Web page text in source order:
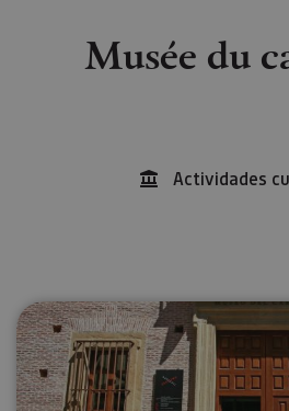
Musée du
Actividades